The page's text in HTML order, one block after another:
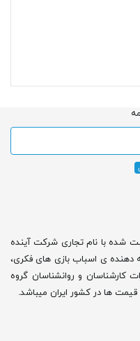
شده با نام تجاری شرکت آینده
با شماره ثبت 519773، ارائه دهنده ی اسباب بازی های فکری،
کارشناسان و روانشناسان گروه
قیمت ها در کشور ایران میباشد.